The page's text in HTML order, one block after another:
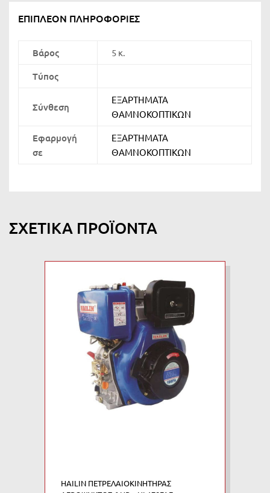
ΕΠΙΠΛΈΟΝ ΠΛΗΡΟΦΟΡΊΕΣ
Βάρος 5 κ.
Τύπος
Σύνθεση
ΕΞΑΡΤΗΜΑΤΑ
ΘΑΜΝΟΚΟΠΤΙΚΩΝ
Εφαρμογή
σε
ΕΞΑΡΤΗΜΑΤΑ
ΘΑΜΝΟΚΟΠΤΙΚΩΝ
ΣΧΕΤΙΚΆ ΠΡΟΪΌΝΤΑ
HAILIN ΠΕΤΡΕΛΑΙΟΚΙΝΗΤΗΡΑΣ